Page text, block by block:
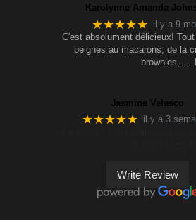
Karolynne Amanda
★★★★★ il y a 9
C'est absolument délicieux!
beignes au macarons, de la
brownies,
…
Jasmine Velasco
★★★★★ il y a 3
Write Review